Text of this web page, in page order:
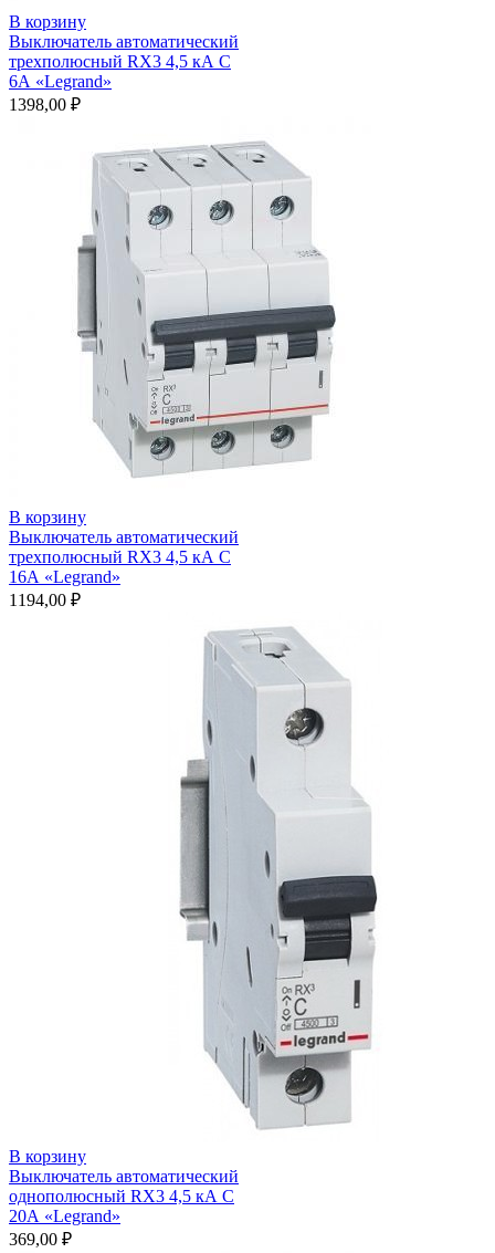
В корзину
Выключатель автоматический
трехполюсный RX3 4,5 кА С
6А «Legrand»
1398,00 ₽
В корзину
Выключатель автоматический
трехполюсный RX3 4,5 кА С
16А «Legrand»
1194,00 ₽
В корзину
Выключатель автоматический
однополюсный RX3 4,5 кА С
20А «Legrand»
369,00 ₽